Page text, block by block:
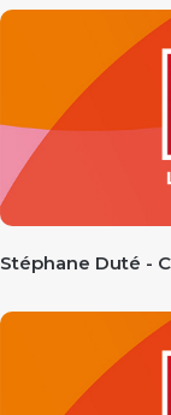
Stéphane Duté -